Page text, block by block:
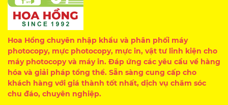
Hoa Hồng chuyên nhập khẩu và phân phối máy
photocopy, mực photocopy, mực in, vật tư linh kiện cho
máy photocopy và máy in. Đáp ứng các yêu cầu về hàng
hóa và giải pháp tổng thể. Sẵn sàng cung cấp cho
khách hàng với giá thành tốt nhất, dịch vụ chăm sóc
chu đáo, chuyên nghiệp.